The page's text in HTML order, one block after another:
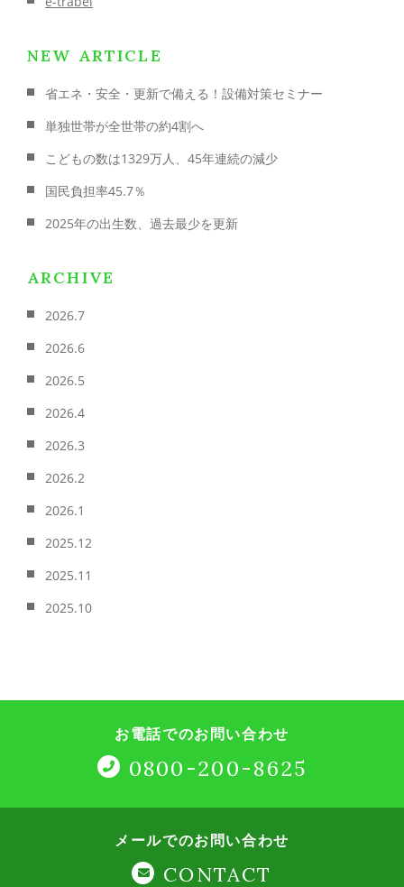
NEW ARTICLE
省エネ・安全・更新で備える！設備対策セミナー
単独世帯が全世帯の約4割へ
こどもの数は1329万人、45年連続の減少
国民負担率45.7％
2025年の出生数、過去最少を更新
ARCHIVE
2026.7
2026.6
2026.5
2026.4
2026.3
2026.2
2026.1
2025.12
2025.11
2025.10
お電話でのお問い合わせ
0800-200-8625
メールでのお問い合わせ
CONTACT